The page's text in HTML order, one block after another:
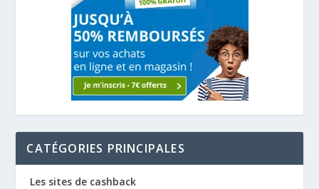
CATÉGORIES PRINCIPALES
Les sites de cashback